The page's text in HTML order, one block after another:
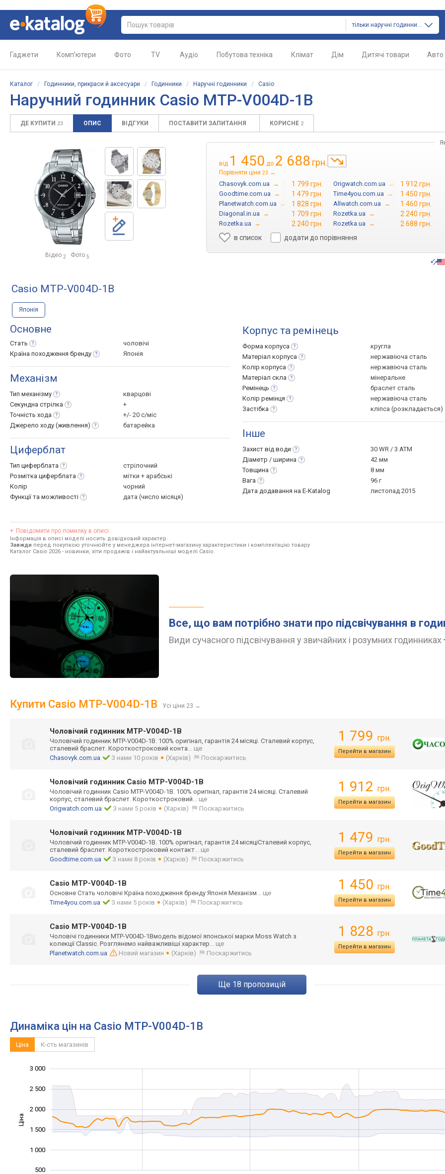
тільки наручні годинники
Гаджети Комп'ютери Фото TV Аудіо Побутова техніка Клімат Дім Дитячі товари Авто
Каталог / Годинники, прикраси й аксесуари / Годинники / Наручні годинники / Casio
Наручний годинник Casio MTP-V004D-1B
ДЕ КУПИТИ 23 ОПИС ВІДГУКИ ПОСТАВИТИ ЗАПИТАННЯ КОРИСНЕ 2
Відео 2 Фото 5
від 1 450 до 2 688 грн.
Порівняти ціни 23 →
Chasovyk.com.ua → 1 799 грн. Origwatch.com.ua → 1 912 грн.
Goodtime.com.ua → 1 479 грн. Time4you.com.ua → 1 450 грн.
Planetwatch.com.ua → 1 828 грн. Allwatch.com.ua → 1 460 грн.
Diagonal.in.ua → 1 709 грн. Rozetka.ua → 2 240 грн.
Rozetka.ua → 2 240 грн. Rozetka.ua →
2 688 грн.
в список
додати до порівняння
Casio MTP-V004D-1B
Японія
Основне
Стать
чоловічі
Країна походження бренду Японія
Механізм
Тип механізму
кварцові
Секундна стрілка
+
Точність хода
+/- 20 с/міс
Джерело ходу (живлення) батарейка
Циферблат
Тип циферблата
стрілочний
Розмітка циферблата
мітки + арабські
Колір
чорний
Функції та можливості дата (число місяця)
Корпус та ремінець
Форма корпуса
кругла
Матеріал корпуса
нержавіюча сталь
Колір корпуса
нержавіюча сталь
Матеріал скла
мінеральне
Ремінець
браслет сталь
Колір ремінця
нержавіюча сталь
Застібка
кліпса (розкладається)
Інше
Захист від води
30 WR / 3 ATM
Діаметр / ширина
42 мм
Товщина
8 мм
Вага
96 г
Дата додавання на E-Katalog
листопад 2015
Повідомити про помилку в описі
Інформація в описі моделі носить довідковий характер.
Завжди перед покупкою уточнюйте у менеджера інтернет-магазину характеристики і комплектацію товару
Каталог Casio 2026 - новинки, хіти продажів і найактуальніші моделі Casio.
Все, що вам потрібно знати про підсвічування в
Види сучасного підсвічування у звичайних і розумних годинниках
Купити Casio MTP-V004D-1B Усі ціни 23 →
Чоловічий годинник MTP-V004D-1B
Чоловічий годинник MTP-V004D-1B. 100% оригінал, гарантія 24 місяці. Сталевий корпус,
сталевий браслет. Короткостроковий конта... ще
Chasovyk.com.ua
З нами 10 років (Харків) Поскаржитись
1 799 грн.
Перейти в магазин
Чоловічий годинник Casio MTP-V004D-1B
Чоловічий годинник Casio MTP-V004D-1B. 100% оригінал, гарантія 24 місяці. Сталевий
корпус, сталевий браслет. Короткостроковий... ще
Origwatch.com.ua
З нами 5 років (Харків) Поскаржитись
1 912 грн.
Перейти в магазин
Чоловічий годинник MTP-V004D-1B
Чоловічий годинник MTP-V004D-1B. 100% оригінал, гарантія 24 місяціСталевий корпус,
сталевий браслет. Короткостроковий контакт... ще
Goodtime.com.ua
З нами 8 років (Харків) Поскаржитись
1 479 грн.
Перейти в магазин
Casio MTP-V004D-1B
Основне Стать чоловічі Країна походження бренду Японія Механізм... ще
Time4you.com.ua
З нами 5 років (Харків) Поскаржитись
1 450 грн.
Перейти в магазин
Casio MTP-V004D-1B
Чоловічі годинники MTP-V004D-1Bмодель відомої японської марки Moss Watch з
колекції Classic. Розглянемо найважливіші характер... ще
Planetwatch.com.ua
Новий магазин (Харків) Поскаржитись
1 828 грн.
Перейти в магазин
ще 18 пропозицій
Динаміка цін на Casio MTP-V004D-1B
Ціна К-сть магазинів
Ціна
500
1 000
1 500
2 000
2 500
3 000